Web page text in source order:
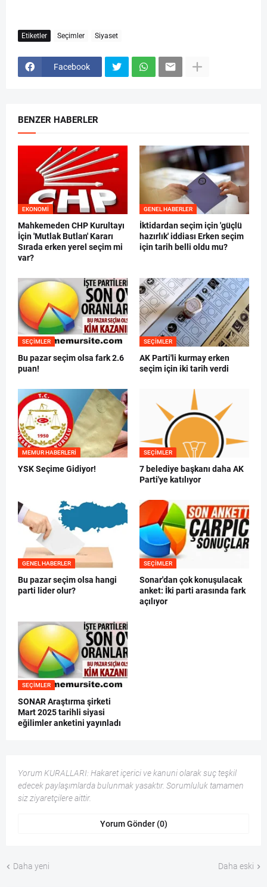
Etiketler Seçimler Siyaset
Facebook
BENZER HABERLER
EKONOMI
Mahkemeden CHP Kurultayı
İçin 'Mutlak Butlan' Kararı
Sırada erken yerel seçim mi
var?
GENEL HABERLER
İktidardan seçim için 'güçlü
hazırlık' iddiası Erken seçim
için tarih belli oldu mu?
SEÇIMLER
Bu pazar seçim olsa fark 2.6
puan!
SEÇIMLER
AK Parti'li kurmay erken
seçim için iki tarih verdi
MEMUR HABERLERI
YSK Seçime Gidiyor!
SEÇIMLER
7 belediye başkanı daha AK
Parti'ye katılıyor
GENEL HABERLER
Bu pazar seçim olsa hangi
parti lider olur?
SEÇIMLER
Sonar'dan çok konuşulacak
anket: İki parti arasında fark
açılıyor
SEÇIMLER
SONAR Araştırma şirketi
Mart 2025 tarihli siyasi
eğilimler anketini yayınladı
Yorum KURALLARI: Hakaret içerici ve kanuni olarak suç teşkil
edecek paylaşımlarda bulunmak yasaktır. Sorumluluk tamamen
siz ziyaretçilere aittir.
Yorum Gönder (0)
Daha yeni Daha eski